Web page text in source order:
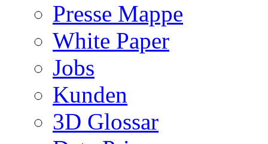
Presse Mappe
White Paper
Jobs
Kunden
3D Glossar